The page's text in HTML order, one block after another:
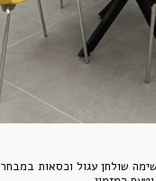
שולחן עגול וכסאות במבחר